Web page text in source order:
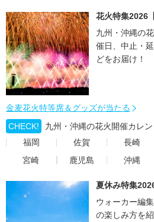
花火特集2026
九州・沖縄の
催日、中止・
どをお届け！
金麦花火特等席＆グッズが当たる
CHECK!
九州・沖縄の花火開催カレ
福岡
佐賀 長崎
宮崎
鹿児島 沖縄
夏休み特集
ウォーカー編
の楽しみ方を